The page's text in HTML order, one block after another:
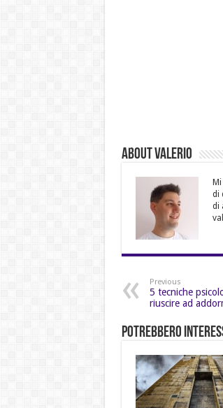
About Valerio
di
di
Previous
5 tecniche
riuscire ad
Potrebbero